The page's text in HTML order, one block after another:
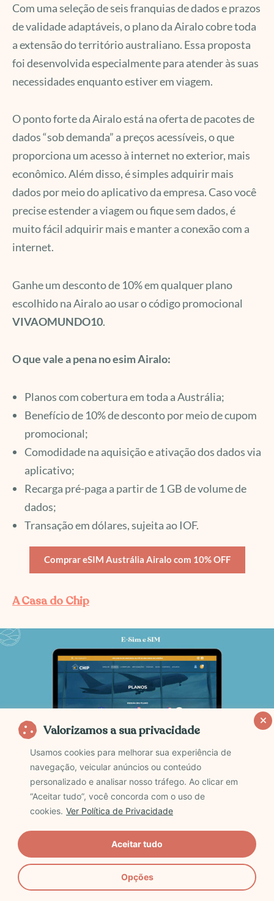
Valorizamos a sua privacidade
Usamos cookies para melhorar sua experiência de
navegação, veicular anúncios ou conteúdo
personalizado e analisar nosso tráfego. Ao clicar em
“Aceitar tudo”, você concorda com o uso de
cookies. Ver Política de Privacidade
Opções
Aceitar tudo
Com uma seleção de seis franquias de dados e prazos
de validade adaptáveis, o plano da Airalo cobre toda
a extensão do território australiano. Essa proposta
foi desenvolvida especialmente para atender às suas
necessidades enquanto estiver em viagem.
O ponto forte da Airalo está na oferta de pacotes de
dados “sob demanda” a preços acessíveis, o que
proporciona um acesso à internet no exterior, mais
econômico. Além disso, é simples adquirir mais
dados por meio do aplicativo da empresa. Caso você
precise estender a viagem ou fique sem dados, é
muito fácil adquirir mais e manter a conexão com a
internet.
Ganhe um desconto de 10% em qualquer plano
escolhido na Airalo ao usar o código promocional
VIVAOMUNDO10.
O que vale a pena no esim Airalo:
Planos com cobertura em toda a Austrália;
Benefício de 10% de desconto por meio de cupom
promocional;
Comodidade na aquisição e ativação dos dados via
aplicativo;
Recarga pré-paga a partir de 1 GB de volume de
dados;
Transação em dólares, sujeita ao IOF.
Comprar eSIM Austrália Airalo com 10% OFF
A Casa do Chip
Chamando atenção pela extensa cobertura na
Chip Internacional oferece uma vasta customização
das características, começando pela seleção do tipo
de chip, com alternativas disponíveis tanto para SIM
quanto para eSIM.